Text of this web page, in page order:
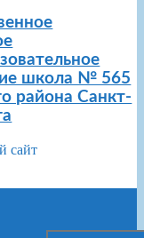
школа № 565
района Санкт-
сайт